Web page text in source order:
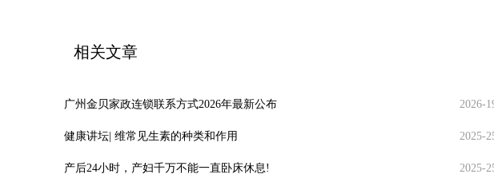
相关文章
2026-
广州金贝家政连锁联系方式2026年最新公布
2025-
健康讲坛| 维常见生素的种类和作用
2025-
产后24小时，产妇千万不能一直卧床休息!